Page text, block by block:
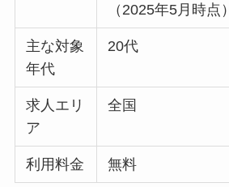
（2025年5月時点）
主な対象
年代
20代
求人エリ
ア
全国
利用料金 無料